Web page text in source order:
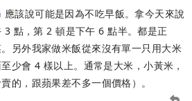
應該說可能是因為不吃早飯。拿今天來說
3 點，第 2 頓是下午 6 點半。都是正
另外我家做米飯從來沒有單一只用大米
少會 4 樣以上。通常是大米，小黃米，
的，跟蘋果差不多一個價格）。